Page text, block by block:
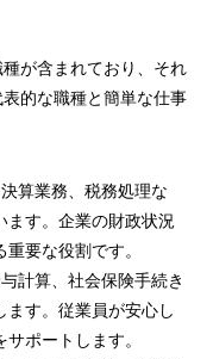
が含まれており、それ
的な職種と簡単な仕事
算業務、税務処理な
ます。企業の財政状況
要な役割です。
計算、社会保険手続き
ます。従業員が安心し
ポートします。